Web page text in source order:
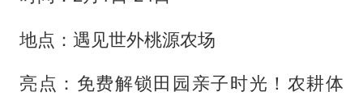
地点：遇见世外桃源农场
亮点：免费解锁田园亲子时光！农耕体